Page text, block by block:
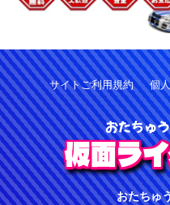
サイトご利用規約 個
おたちゅ
仮面ラ
おたちゅ